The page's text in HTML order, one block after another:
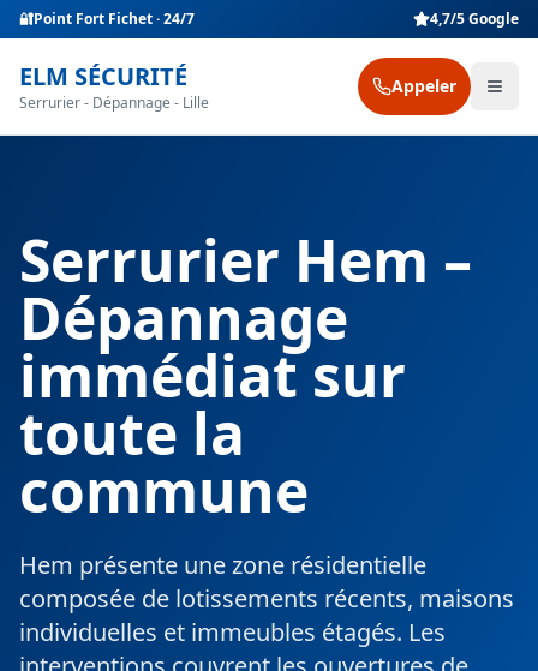
🔐Point Fort Fichet · 24/7 4,7/5 Google
ELM SÉCURITÉ
Serrurier - Dépannage - Lille
Appeler
Serrurier Hem –
Dépannage
immédiat sur
toute la
commune
Hem présente une zone résidentielle
composée de lotissements récents, maisons
individuelles et immeubles étagés. Les